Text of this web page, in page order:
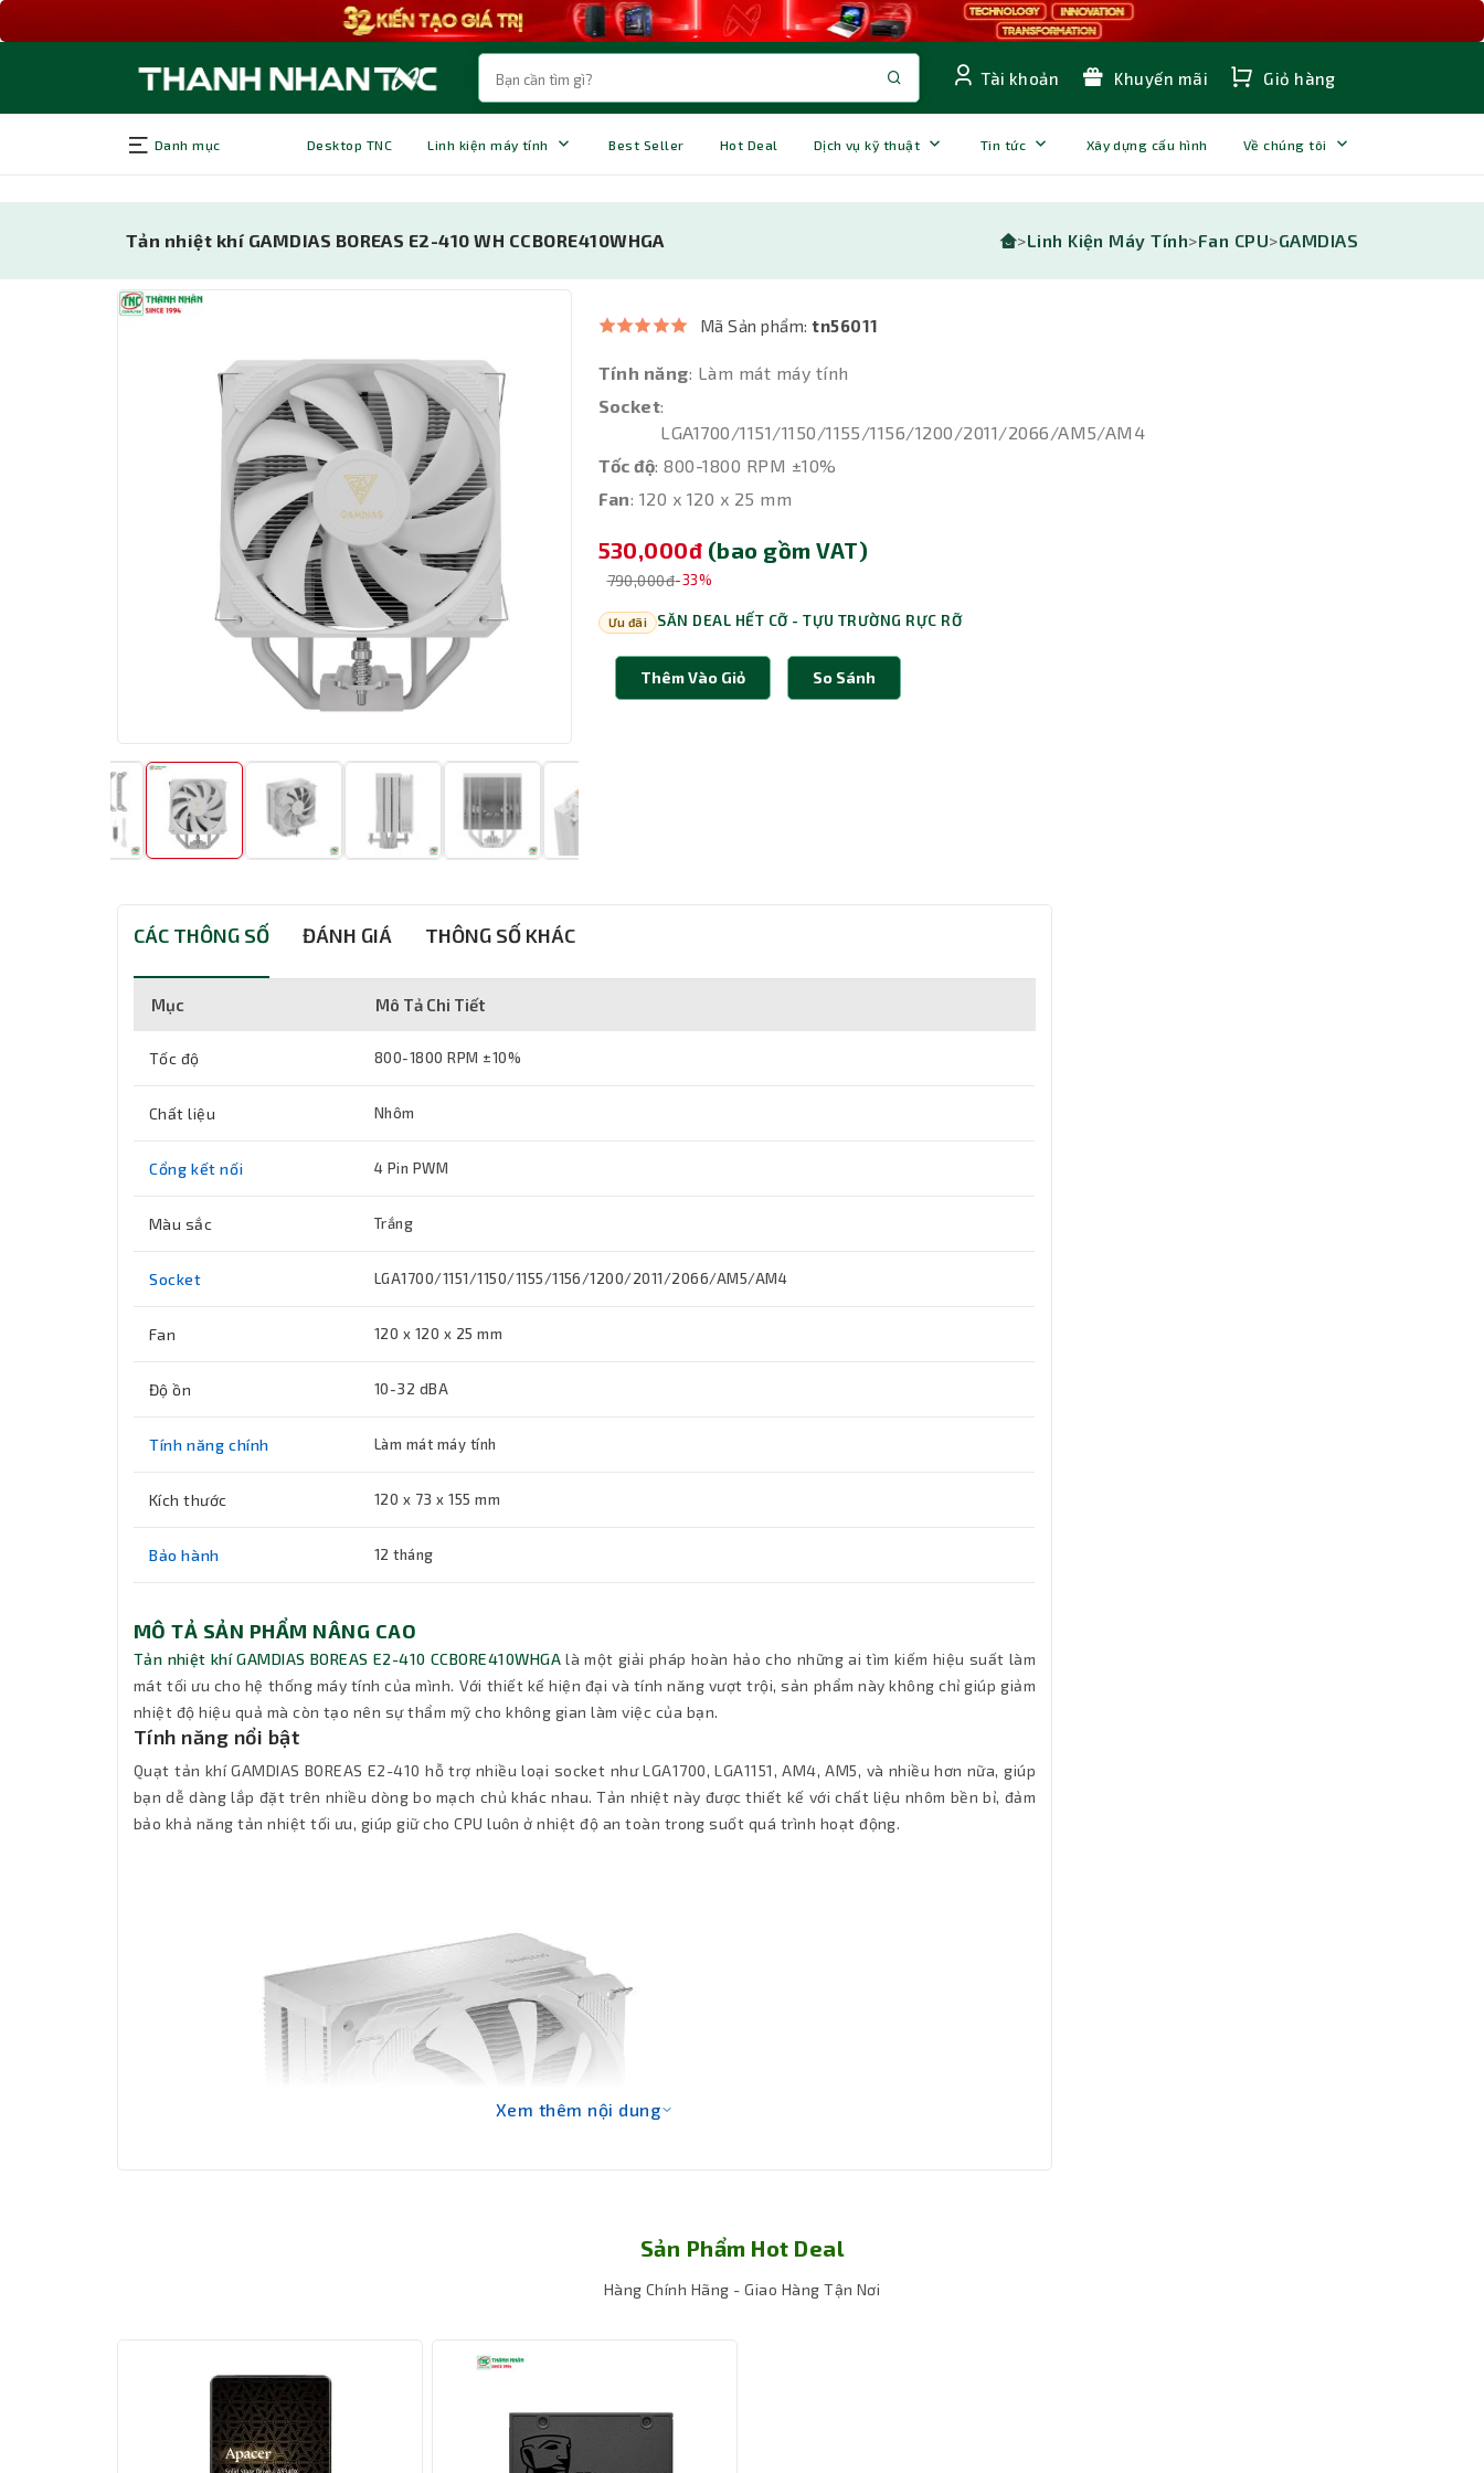
Tài khoản Khuyến mãi Giỏ hàng
Danh mục Desktop TNC Linh kiện máy tính Best Seller Hot Deal Dịch vụ kỹ thuật Tin tức Xây dựng cấu hình Về chúng tôi
Tản nhiệt khí GAMDIAS BOREAS E2-410 WH CCBORE410WHGA >Linh Kiện Máy Tính>Fan CPU>GAMDIAS
Mã Sản phẩm:tn56011
Tính năng: Làm mát máy tính
Socket:
LGA1700/1151/1150/1155/1156/1200/2011/2066/AM5/AM4
Tốc độ: 800-1800 RPM ±10%
Fan: 120 x 120 x 25 mm
530,000đ (bao gồm VAT)
790,000đ-33%
Ưu đãi SĂN DEAL HẾT CỠ - TỰU TRƯỜNG RỰC RỠ
Thêm Vào Giỏ So Sánh
CÁC THÔNG SỐ ĐÁNH GIÁ THÔNG SỐ KHÁC
Mục Mô Tả Chi Tiết
Tốc độ 800-1800 RPM ±10%
Chất liệu Nhôm
Cổng kết nối 4 Pin PWM
Màu sắc Trắng
Socket LGA1700/1151/1150/1155/1156/1200/2011/2066/AM5/AM4
Fan 120 x 120 x 25 mm
Độ ồn 10-32 dBA
Tính năng chính Làm mát máy tính
Kích thước 120 x 73 x 155 mm
Bảo hành 12 tháng
MÔ TẢ SẢN PHẨM NÂNG CAO
Tản nhiệt khí GAMDIAS BOREAS E2-410 CCBORE410WHGA là một giải pháp hoàn hảo cho những ai tìm kiếm hiệu suất làm
mát tối ưu cho hệ thống máy tính của mình. Với thiết kế hiện đại và tính năng vượt trội, sản phẩm này không chỉ giúp giảm
nhiệt độ hiệu quả mà còn tạo nên sự thẩm mỹ cho không gian làm việc của bạn.
Tính năng nổi bật
Quạt tản khí GAMDIAS BOREAS E2-410 hỗ trợ nhiều loại socket như LGA1700, LGA1151, AM4, AM5, và nhiều hơn nữa, giúp
bạn dễ dàng lắp đặt trên nhiều dòng bo mạch chủ khác nhau. Tản nhiệt này được thiết kế với chất liệu nhôm bền bỉ, đảm
bảo khả năng tản nhiệt tối ưu, giúp giữ cho CPU luôn ở nhiệt độ an toàn trong suốt quá trình hoạt động.
Xem thêm nội dung
Sản Phẩm Hot Deal
Hàng Chính Hãng - Giao Hàng Tận Nơi